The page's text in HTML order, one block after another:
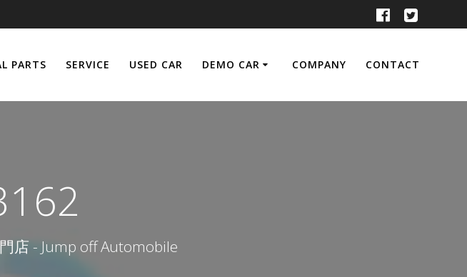
PARTS SERVICE USED CAR DEMO CAR COMPANY CONTACT
店 - Jump off Automobile